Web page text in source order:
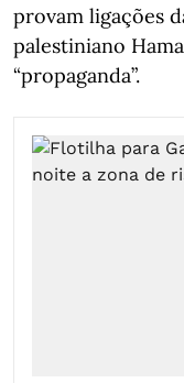
provam ligações
palestiniano
“propaganda”.